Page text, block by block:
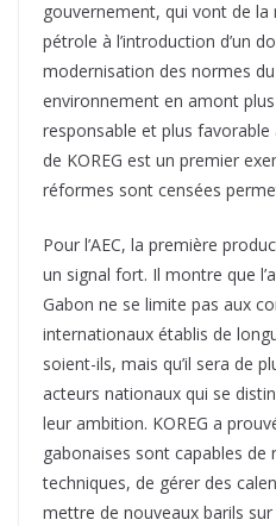
gouvernement, qui vont de
pétrole à l’introduction d’un
modernisation des normes
environnement en amont
responsable et plus favorable
de KOREG est un premier
réformes sont censées
Pour l’AEC, la première
un signal fort. Il montre que
Gabon ne se limite pas aux
internationaux établis de
soient-ils, mais qu’il sera de
acteurs nationaux qui se
leur ambition. KOREG a
gabonaises sont capables de
techniques, de gérer des
mettre de nouveaux barils